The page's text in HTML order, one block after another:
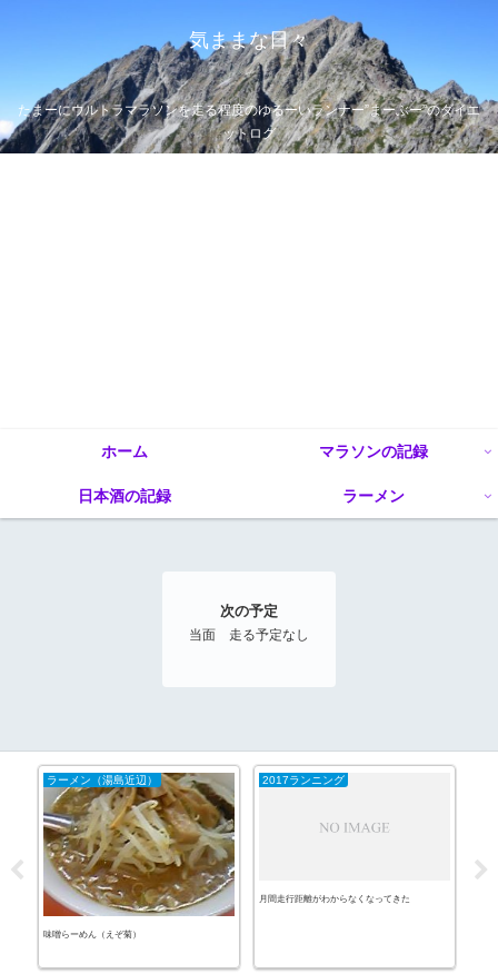
気ままな日々
たまーにウルトラマラソンを走る程度のゆるーいランナー”まーぶー”のダイエ
ットログ
ホーム マラソンの記録
日本酒の記録 ラーメン
次の予定
当面 走る予定なし
ラーメン（湯島近辺）
味噌らーめん（えぞ菊）
2017ランニング
月間走行距離がわからなくなってきた